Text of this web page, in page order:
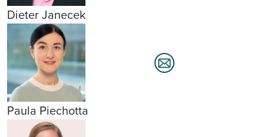
Dieter Janecek
Paula Piechotta